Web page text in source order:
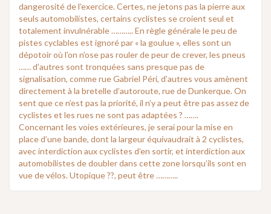
dangerosité de l’exercice. Certes, ne jetons pas la pierre aux
seuls automobilistes, certains cyclistes se croient seul et
totalement invulnérable ……….. En règle générale le peu de
pistes cyclables est ignoré par « la goulue », elles sont un
dépotoir où l’on n’ose pas rouler de peur de crever, les pneus
…… d’autres sont tronquées sans presque pas de
signalisation, comme rue Gabriel Péri, d’autres vous amènent
directement à la bretelle d’autoroute, rue de Dunkerque. On
sent que ce n’est pas la priorité, il n’y a peut être pas assez de
cyclistes et les rues ne sont pas adaptées ? …….
Concernant les voies extérieures, je serai pour la mise en
place d’une bande, dont la largeur équivaudrait à 2 cyclistes,
avec interdiction aux cyclistes d’en sortir, et interdiction aux
automobilistes de doubler dans cette zone lorsqu’ils sont en
vue de vélos. Utopique ??, peut être ………..